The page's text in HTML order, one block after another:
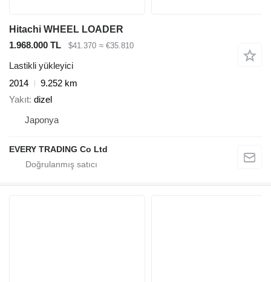
Hitachi WHEEL LOADER
1.968.000 TL
$41.370 ≈ €35.810
Lastikli yükleyici
2014
9.252 km
Yakıt dizel
Japonya
EVERY TRADING Co Ltd